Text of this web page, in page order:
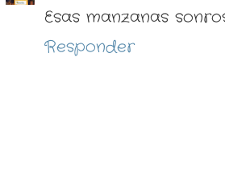
Esas manzanas
Responder